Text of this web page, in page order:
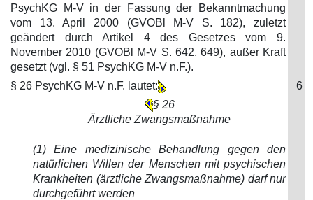
PsychKG M-V in der Fassung der Bekanntmachung
vom 13. April 2000 (GVOBl M-V S. 182), zuletzt
geändert durch Artikel 4 des Gesetzes vom 9.
November 2010 (GVOBl M-V S. 642, 649), außer Kraft
gesetzt (vgl. § 51 PsychKG M-V n.F.).
§ 26 PsychKG M-V n.F. lautet:
6
§ 26
Ärztliche Zwangsmaßnahme
(1) Eine medizinische Behandlung gegen den
natürlichen Willen der Menschen mit psychischen
Krankheiten (ärztliche Zwangsmaßnahme) darf nur
durchgeführt werden